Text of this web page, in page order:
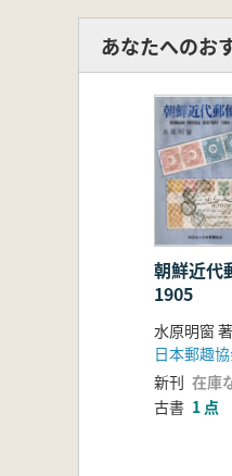
あなたへのお
朝鮮近代
1905
水原明窗 著
新刊 在庫
古書 1 点